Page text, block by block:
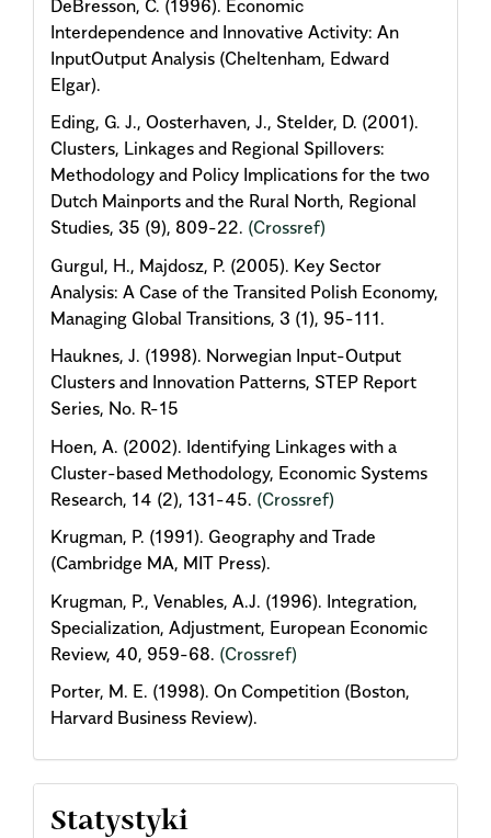
DeBresson, C. (1996). Economic
Interdependence and Innovative Activity: An
InputOutput Analysis (Cheltenham, Edward
Elgar).
Eding, G. J., Oosterhaven, J., Stelder, D. (2001).
Clusters, Linkages and Regional Spillovers:
Methodology and Policy Implications for the two
Dutch Mainports and the Rural North, Regional
Studies, 35 (9), 809-22. (Crossref)
Gurgul, H., Majdosz, P. (2005). Key Sector
Analysis: A Case of the Transited Polish Economy,
Managing Global Transitions, 3 (1), 95-111.
Hauknes, J. (1998). Norwegian Input-Output
Clusters and Innovation Patterns, STEP Report
Series, No. R-15
Hoen, A. (2002). Identifying Linkages with a
Cluster-based Methodology, Economic Systems
Research, 14 (2), 131-45. (Crossref)
Krugman, P. (1991). Geography and Trade
(Cambridge MA, MIT Press).
Krugman, P., Venables, A.J. (1996). Integration,
Specialization, Adjustment, European Economic
Review, 40, 959-68. (Crossref)
Porter, M. E. (1998). On Competition (Boston,
Harvard Business Review).
Statystyki